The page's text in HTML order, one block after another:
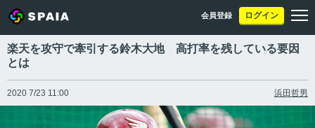
会員登録 ログイン
楽天を攻守で牽引する鈴木大地 高打率を残している要因
とは
2020 7/23 11:00 浜田哲男